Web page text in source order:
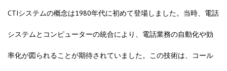
CTIシステムの概念は1980年代に初めて登場しました。当時、電話
システムとコンピューターの統合により、電話業務の自動化や効
率化が図られることが期待されていました。この技術は、コール